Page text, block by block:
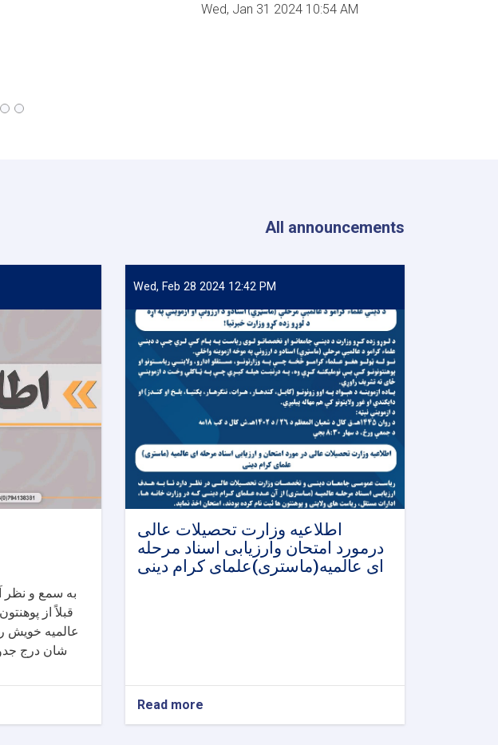
Wed, Jan 31 2024 10:54 AM
All announcements
به سمع و نظر
قبلاً از
عالمیه خویش
شان درج
Wed, Feb 28 2024 12:42 PM
اطلاعیه وزارت تحصیلات عالی
درمورد امتحان وارزیابی اسناد مرحله
ای عالمیه(ماستری)علمای کرام دینی
Read more
اطلاعیه